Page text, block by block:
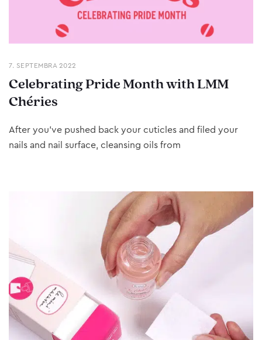
7. SEPTEMBRA 2022
Celebrating Pride Month with LMM
Chéries
After you’ve pushed back your cuticles and filed your
nails and nail surface, cleansing oils from